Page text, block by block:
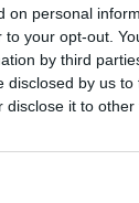
on personal
your opt-out.
by third
disclosed by us
disclose it to other
di